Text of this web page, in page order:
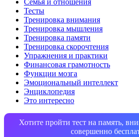
Тесты
Тренировка внимания
Тренировка мышления
Тренировка памяти
Тренировка скорочтения
Упражнения и практики
Финансовая грамотность
Функции мозга
Эмоциональный интеллект
Энциклопедия
Это интересно
Хотите пройти тест на память,
совершенно